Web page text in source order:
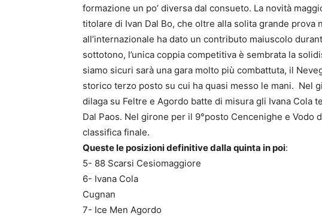
formazione un po’ diversa dal consueto. La novità
titolare di Ivan Dal Bo, che oltre alla solita grande prova
all’internazionale ha dato un contributo maiuscolo
sottotono, l’unica coppia competitiva è sembrata la
siamo sicuri sarà una gara molto più combattuta, il
storico terzo posto su cui ha quasi messo le mani. Nel
dilaga su Feltre e Agordo batte di misura gli Ivana Cola
Dal Paos. Nel girone per il 9°posto Cencenighe e
classifica finale.
Queste le posizioni definitive dalla quinta in poi:
5- 88 Scarsi Cesiomaggiore
6- Ivana Cola
Cugnan
7- Ice Men Agordo